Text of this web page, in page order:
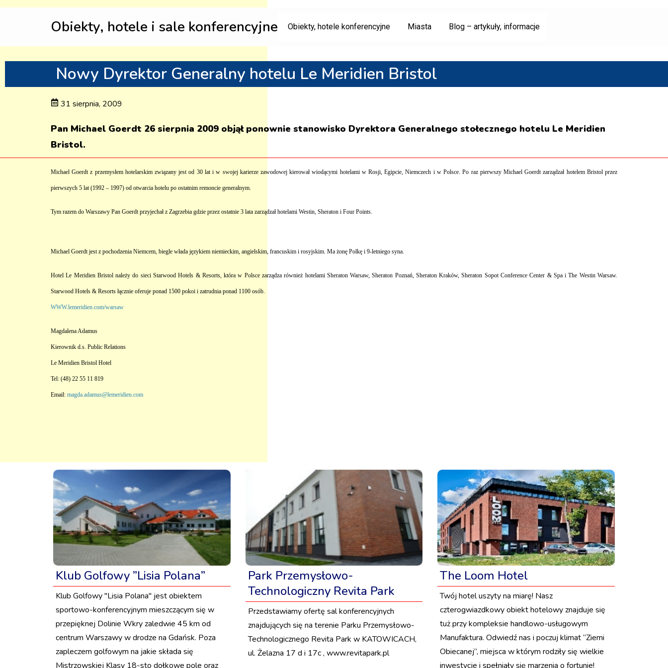
Obiekty, hotele i sale konferencyjne Obiekty, hotele konferencyjne Miasta Blog – artykuły, informacje
Nowy Dyrektor Generalny hotelu Le Meridien Bristol
31 sierpnia, 2009
Pan Michael Goerdt 26 sierpnia 2009 objął ponownie stanowisko Dyrektora Generalnego stołecznego hotelu Le Meridien
Bristol.
Michael Goerdt z przemysłem hotelarskim związany jest od 30 lat i w swojej karierze zawodowej kierował wiodącymi hotelami w Rosji, Egipcie, Niemczech i w Polsce. Po raz pierwszy Michael Goerdt zarządzał hotelem Bristol przez
pierwszych 5 lat (1992 – 1997) od otwarcia hotelu po ostatnim remoncie generalnym.
Tym razem do Warszawy Pan Goerdt przyjechał z Zagrzebia gdzie przez ostatnie 3 lata zarządzał hotelami Westin, Sheraton i Four Points.
Michael Goerdt jest z pochodzenia Niemcem, biegle włada językiem niemieckim, angielskim, francuskim i rosyjskim. Ma żonę Polkę i 9-letniego syna.
Hotel Le Meridien Bristol należy do sieci Starwood Hotels & Resorts, która w Polsce zarządza również hotelami Sheraton Warsaw, Sheraton Poznań, Sheraton Kraków, Sheraton Sopot Conference Center & Spa i The Westin Warsaw.
Starwood Hotels & Resorts łącznie oferuje ponad 1500 pokoi i zatrudnia ponad 1100 osób.
WWW.lemeridien.com/warsaw
Magdalena Adamus
Kierownik d.s. Public Relations
Le Meridien Bristol Hotel
Tel: (48) 22 55 11 819
Email: magda.adamus@lemeridien.com
Klub Golfowy ”Lisia Polana”
Klub Golfowy ''Lisia Polana'' jest obiektem
sportowo-konferencyjnym mieszczącym się w
przepięknej Dolinie Wkry zaledwie 45 km od
centrum Warszawy w drodze na Gdańsk. Poza
zapleczem golfowym na jakie składa się
Mistrzowskiej Klasy 18-sto dołkowe pole oraz
Park Przemysłowo-
Technologiczny Revita Park
Przedstawiamy ofertę sal konferencyjnych
znajdujących się na terenie Parku Przemysłowo-
Technologicznego Revita Park w KATOWICACH,
ul. Żelazna 17 d i 17c , www.revitapark.pl
The Loom Hotel
Twój hotel uszyty na miarę! Nasz
czterogwiazdkowy obiekt hotelowy znajduje się
tuż przy kompleksie handlowo-usługowym
Manufaktura. Odwiedź nas i poczuj klimat “Ziemi
Obiecanej”, miejsca w którym rodziły się wielkie
inwestycje i spełniały się marzenia o fortunie!